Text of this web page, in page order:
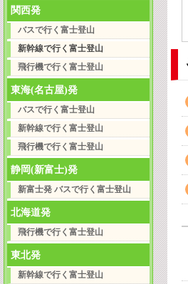
関西発
バスで行く富士登山
新幹線で行く富士登山
飛行機で行く富士登山
東海(名古屋)発
バスで行く富士登山
新幹線で行く富士登山
飛行機で行く富士登山
静岡(新富士)発
新富士発 バスで行く富士登山
北海道発
飛行機で行く富士登山
東北発
新幹線で行く富士登山